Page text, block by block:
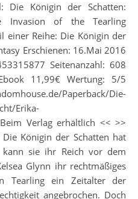
Invasion of the Tearling
einer Reihe: Die Königin der
Erschienen: 16.Mai 2016
Seitenanzahl: 608
11,99€ Wertung: 5/5
Paperback/Die-
Erika-
Verlag erhältlich << >>
Königin der Schatten hat
sie ihr Reich vor dem
Glynn ihr rechtmäßiges
Tearling ein Zeitalter der
angebrochen. Doch